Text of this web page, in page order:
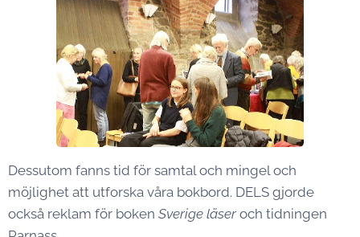
Dessutom fanns tid för samtal och mingel och
möjlighet att utforska våra bokbord. DELS gjorde
också reklam för boken Sverige läseroch tidningen